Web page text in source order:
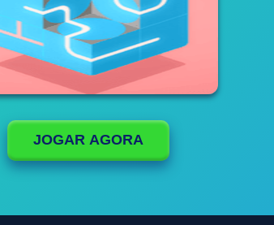
JOGAR AGORA